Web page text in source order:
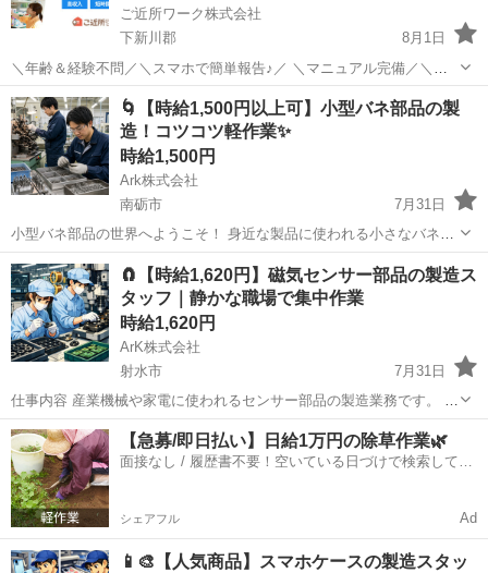
ご近所ワーク株式会社
下新川郡
8月1日
＼年齢＆経験不問／＼スマホで簡単報告♪／ ＼マニュアル完備／＼ス
キマ時間のお小遣い稼ぎにぴったり／ ※業務委託なので履歴書不要で
す。 指定店舗の接客を受ける覆面調査のお仕事のお仕事です♪ 指定店
舗へ訪問する覆面調査・報告...
富山 下新川郡 その他
🌀【時給1,500円以上可】小型バネ部品の製
造！コツコツ軽作業✨
時給1,500円
Ark株式会社
南砺市
7月31日
小型バネ部品の世界へようこそ！ 身近な製品に使われる小さなバネづ
くりにチャレンジしよう。 未経験からでも始めやすい、モノづくりの
お仕事です。 仕事内容 （１）材料の準備 小型バネ部品に使われる金
属線や材料を...
富山 南砺市 工場 時給
🧲【時給1,620円】磁気センサー部品の製造ス
タッフ｜静かな職場で集中作業
時給1,620円
ArK株式会社
射水市
7月31日
仕事内容 産業機械や家電に使われるセンサー部品の製造業務です。 落
ち着いた環境で、細かい作業が中心です。 ・部品のセット、位置調整
・自動加工機の操作 ・完成品の測定、検査 ・仕分け、箱詰め 給与
時...
富山 射水市 工場 時給
【急募/即日払い】日給1万円の除草作業🌿
面接なし / 履歴書不要！空いている日づけで検索して即
シェアフル Ad
📱🎨【人気商品】スマホケースの製造スタッ